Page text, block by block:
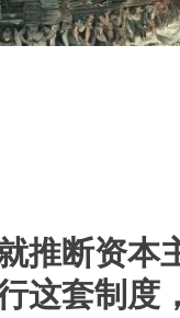
推断资本
这套制度